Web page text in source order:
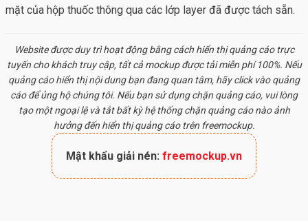
mặt của hộp thuốc thông qua các lớp layer đã được tách sẵn.
Website được duy trì hoạt động bằng cách hiển thị quảng cáo trực
tuyến cho khách truy cập, tất cả mockupđược tải miễn phí 100%. Nếu
quảng cáo hiển thị nội dung bạn đang quan tâm, hãy click vào quảng
cáo để ủng hộ chúng tôi. Nếu bạn sử dụng chặn quảng cáo, vui lòng
tạo một ngoại lệ và tắt bất kỳ hệ thống chặn quảng cáo nào ảnh
hưởng đến hiển thị quảng cáo trên freemockup.
Mật khẩu giải nén: freemockup.vn